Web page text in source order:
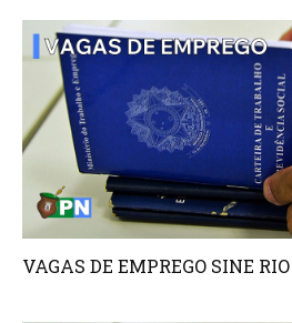
VAGAS DE EMPREGO SINE